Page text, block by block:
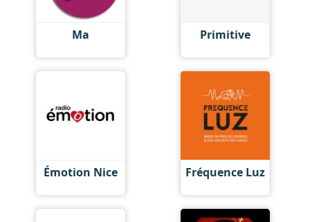
Ma Primitive
Émotion Nice Fréquence Luz